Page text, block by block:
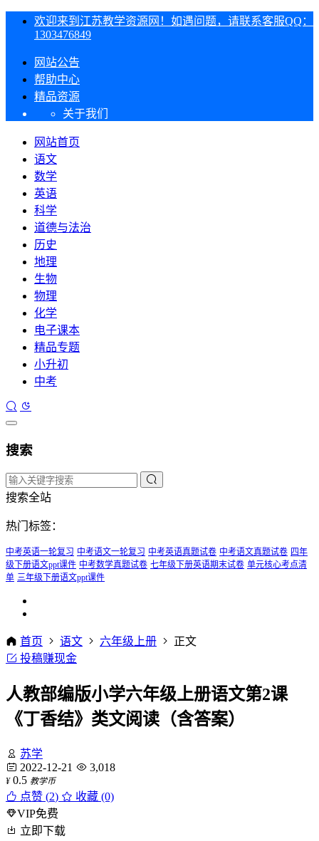
欢迎来到江苏教学资源网！如遇问题，请联系客服QQ：
1303476849
网站公告
帮助中心
精品资源
关于我们
网站首页
语文
数学
英语
科学
道德与法治
历史
地理
生物
物理
化学
电子课本
精品专题
小升初
中考
搜索
搜索全站
热门标签：
中考英语一轮复习 中考语文一轮复习 中考英语真题试卷 中考语文真题试卷 四年
级下册语文ppt课件 中考数学真题试卷 七年级下册英语期末试卷 单元核心考点清
单 三年级下册语文ppt课件
首页 语文 六年级上册
正文
投稿赚现金
人教部编版小学六年级上册语文第2课
《丁香结》类文阅读（含答案）
苏学
2022-12-21
3,018
¥ 0.5 教学币
点赞 (2)
收藏 (0)
VIP免费
立即下载